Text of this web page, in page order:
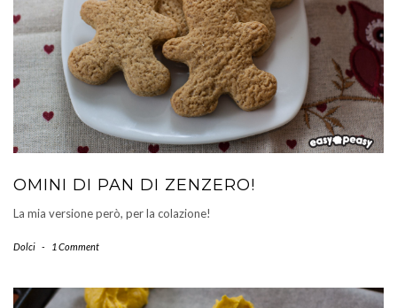
OMINI DI PAN DI ZENZERO!
La mia versione però, per la colazione!
Dolci - 1 Comment